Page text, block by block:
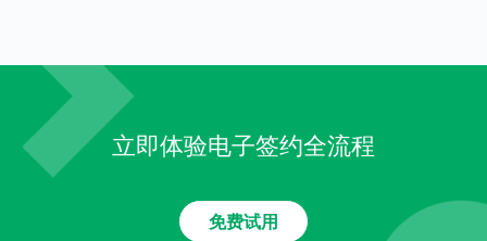
立即体验电子签约全流程
免费试用